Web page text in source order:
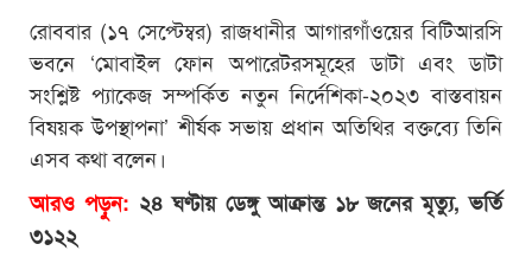
রোববার (১৭ সেপ্টেম্বর) রাজধানীর আগারগাঁওয়ের বিটিআরসি
ভবনে ‘মোবাইল ফোন অপারেটরসমূহের ডাটা এবং ডাটা
সংশ্লিষ্ট প্যাকেজ সম্পর্কিত নতুন নির্দেশিকা-২০২৩ বাস্তবায়ন
বিষয়ক উপস্থাপনা’ শীর্ষক সভায় প্রধান অতিথির বক্তব্যে তিনি
এসব কথা বলেন।
আরও পড়ুন: ২৪ ঘণ্টায় ডেঙ্গু আক্রান্ত ১৮ জনের মৃত্যু, ভর্তি
৩১২২